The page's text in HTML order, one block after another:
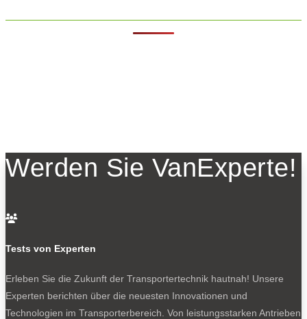
Werden Sie VanExperte!

Tests von Experten
Erleben Sie die Zukunft der Transportertechnik hautnah! Unsere
Experten berichten über die neuesten Innovationen und
Technologien im Transporterbereich. Von leistungsstarken Antrieben